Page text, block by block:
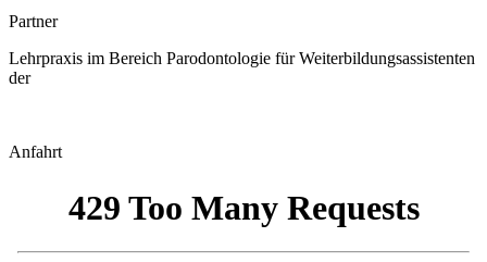
Partner
Lehrpraxis im Bereich Parodontologie für Weiterbildungsassistenten
der
Anfahrt